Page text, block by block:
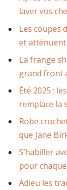
laver vos
Les coupes
et
La frange
grand front
Été 2025 :
remplace la
Robe
que Jane
S’habiller
pour
Adieu les